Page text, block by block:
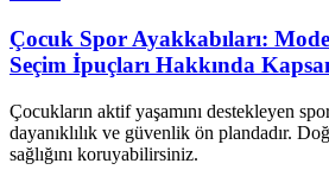
Çocuk Spor Ayakkabıları:
Seçim İpuçları Hakkında
Çocukların aktif yaşamını destekleyen
dayanıklılık ve güvenlik ön plandadır.
sağlığını koruyabilirsiniz.